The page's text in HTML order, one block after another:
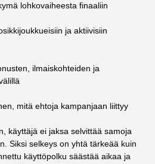
lohkovaiheesta finaaliin
ja aktiivisiin
ilmaiskohteiden ja
mitä ehtoja kampanjaan liittyy
käyttäjä ei jaksa selvittää samoja
Siksi selkeys on yhtä tärkeää kuin
käyttöpolku säästää aikaa ja